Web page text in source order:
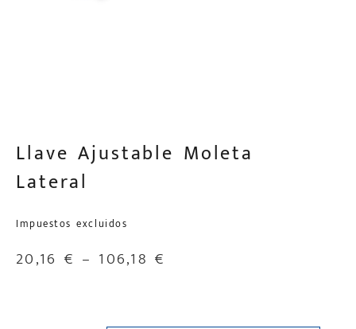
Llave Ajustable Moleta
Lateral
Impuestos excluidos
20,16 € – 106,18€